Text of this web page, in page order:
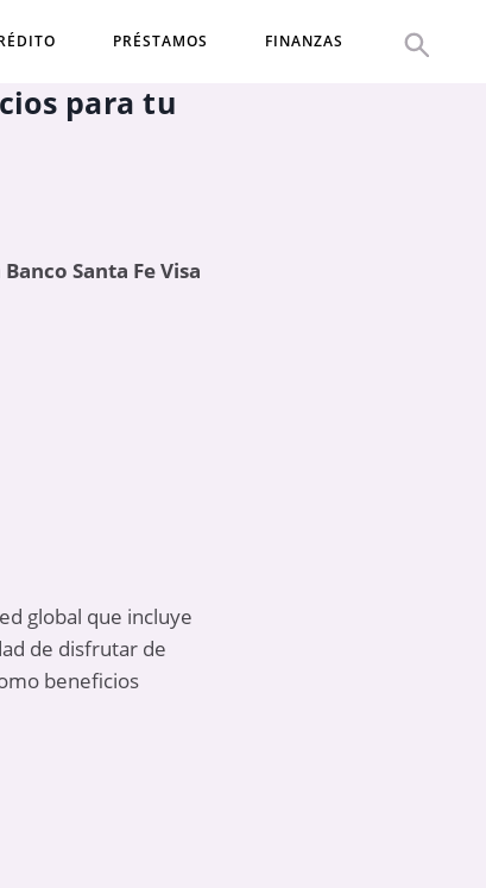
PRÉSTAMOS FINANZAS
para tu
Santa Fe Visa
global que incluye
de disfrutar de
beneficios